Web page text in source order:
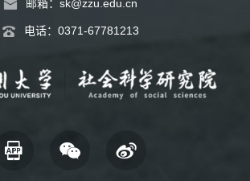
邮箱： sk@zzu.edu.cn
电话： 0371-67781213